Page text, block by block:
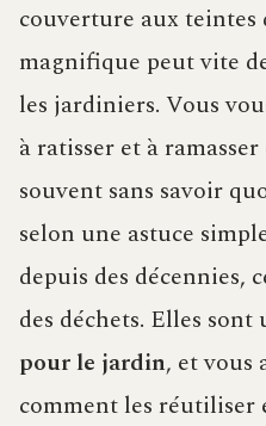
couverture aux teintes
magnifique peut vite
les jardiniers. Vous
à ratisser et à
souvent sans savoir
selon une astuce
depuis des décennies,
des déchets. Elles
pour le jardin, et vous
comment les réutiliser